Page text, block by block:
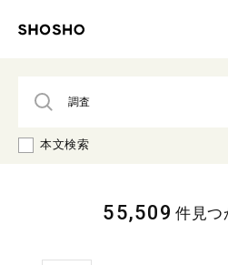
本文検索
55,509 件見つ